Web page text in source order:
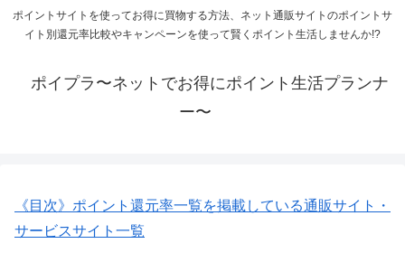
ポイントサイトを使ってお得に買物する方法、ネット通販サイトのポイントサ
イト別還元率比較やキャンペーンを使って賢くポイント生活しませんか!?
ポイプラ〜ネットでお得にポイント生活プランナ
ー〜
《目次》ポイント還元率一覧を掲載している通販サイト・
サービスサイト一覧